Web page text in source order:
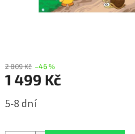
2 809 Kč –46 %
1 499 Kč
cena:
5-8 dní